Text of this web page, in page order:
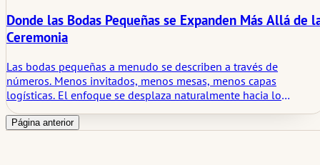
Donde las Bodas Pequeñas se Expanden Más Allá de
Ceremonia
Las bodas pequeñas a menudo se describen a través de
números. Menos invitados, menos mesas, menos capas
logísticas. El enfoque se desplaza naturalmente hacia lo
esencial. La gente llega, toma sus lugares, y la ceremonia
comienza sin mucha distancia entre los involucrados y los que
Página anterior